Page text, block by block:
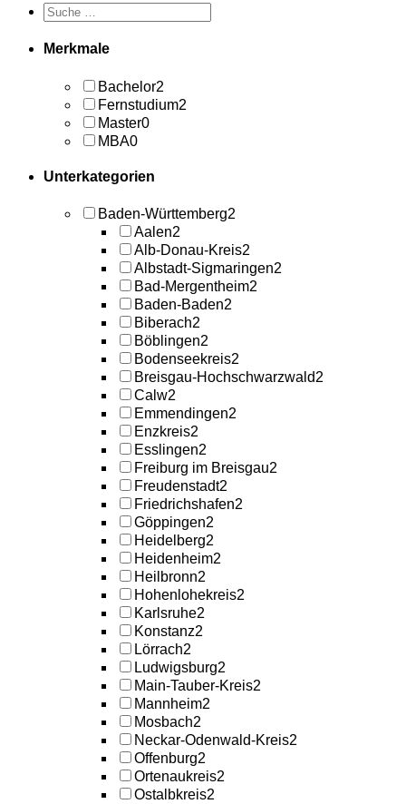
Merkmale
Bachelor2
Fernstudium2
Master0
MBA0
Unterkategorien
Baden-Württemberg2
Aalen2
Alb-Donau-Kreis2
Albstadt-Sigmaringen2
Bad-Mergentheim2
Baden-Baden2
Biberach2
Böblingen2
Bodenseekreis2
Breisgau-Hochschwarzwald2
Calw2
Emmendingen2
Enzkreis2
Esslingen2
Freiburg im Breisgau2
Freudenstadt2
Friedrichshafen2
Göppingen2
Heidelberg2
Heidenheim2
Heilbronn2
Hohenlohekreis2
Karlsruhe2
Konstanz2
Lörrach2
Ludwigsburg2
Main-Tauber-Kreis2
Mannheim2
Mosbach2
Neckar-Odenwald-Kreis2
Offenburg2
Ortenaukreis2
Ostalbkreis2